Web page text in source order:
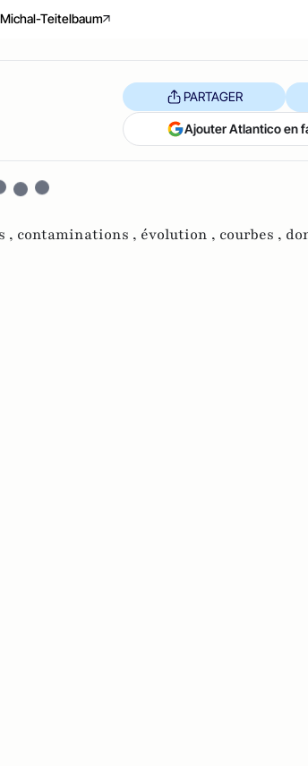
Teitelbaum
PARTAGER
Ajouter Atlantico en
, contaminations , évolution , courbes ,